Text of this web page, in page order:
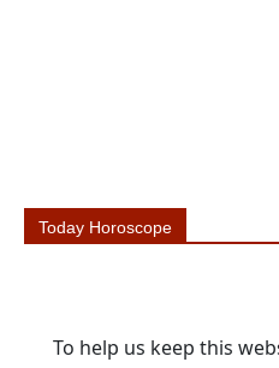
Today Horoscope